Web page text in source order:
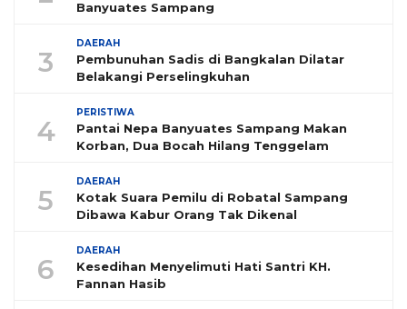
Banyuates Sampang
3
DAERAH
Pembunuhan Sadis di Bangkalan Dilatar
Belakangi Perselingkuhan
4
PERISTIWA
Pantai Nepa Banyuates Sampang Makan
Korban, Dua Bocah Hilang Tenggelam
5
DAERAH
Kotak Suara Pemilu di Robatal Sampang
Dibawa Kabur Orang Tak Dikenal
6
DAERAH
Kesedihan Menyelimuti Hati Santri KH.
Fannan Hasib